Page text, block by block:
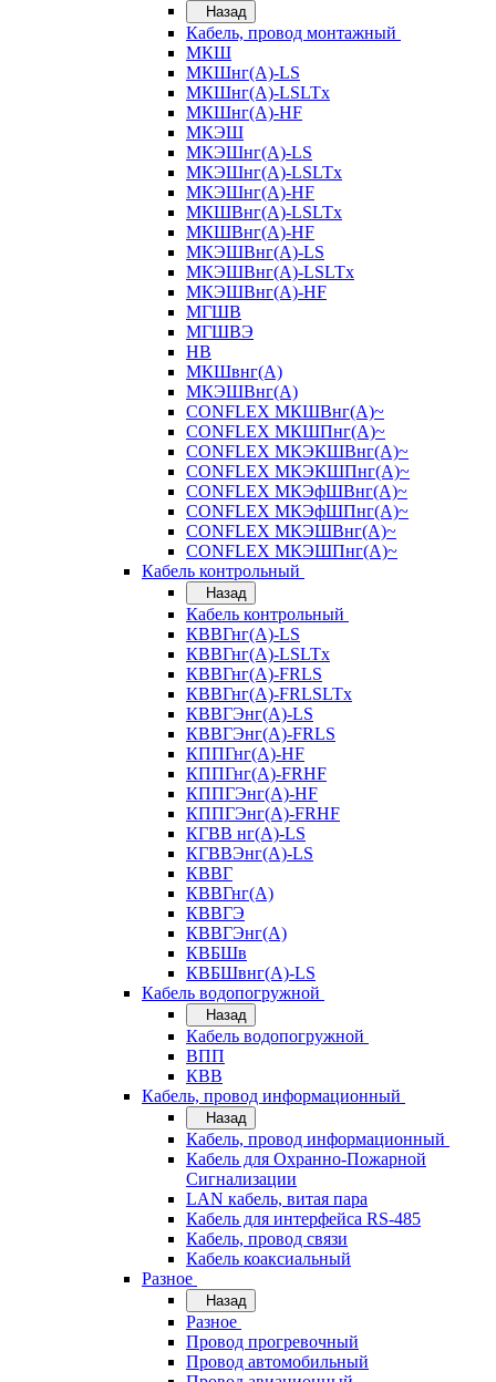
Назад
Кабель, провод монтажный
МКШ
МКШнг(А)-LS
МКШнг(А)-LSLTx
МКШнг(А)-HF
МКЭШ
МКЭШнг(А)-LS
МКЭШнг(А)-LSLTx
МКЭШнг(А)-HF
МКШВнг(A)-LSLTx
МКШВнг(А)-HF
МКЭШВнг(А)-LS
МКЭШВнг(A)-LSLTx
МКЭШВнг(А)-HF
МГШВ
МГШВЭ
НВ
МКШвнг(А)
МКЭШВнг(А)
CONFLEX МКШВнг(А)~
CONFLEX МКШПнг(А)~
CONFLEX МКЭКШВнг(А)~
CONFLEX МКЭКШПнг(А)~
CONFLEX МКЭфШВнг(А)~
CONFLEX МКЭфШПнг(А)~
CONFLEX МКЭШВнг(А)~
CONFLEX МКЭШПнг(А)~
Кабель контрольный
Назад
Кабель контрольный
КВВГнг(А)-LS
КВВГнг(А)-LSLTx
КВВГнг(А)-FRLS
КВВГнг(А)-FRLSLTx
КВВГЭнг(А)-LS
КВВГЭнг(А)-FRLS
КППГнг(А)-HF
КППГнг(А)-FRHF
КППГЭнг(А)-HF
КППГЭнг(А)-FRHF
КГВВ нг(А)-LS
КГВВЭнг(А)-LS
КВВГ
КВВГнг(А)
КВВГЭ
КВВГЭнг(А)
КВБШв
КВБШвнг(А)-LS
Кабель водопогружной
Назад
Кабель водопогружной
ВПП
КВВ
Кабель, провод информационный
Назад
Кабель, провод информационный
Кабель для Охранно-Пожарной
Сигнализации
LAN кабель, витая пара
Кабель для интерфейса RS-485
Кабель, провод связи
Кабель коаксиальный
Разное
Назад
Разное
Провод прогревочный
Провод автомобильный